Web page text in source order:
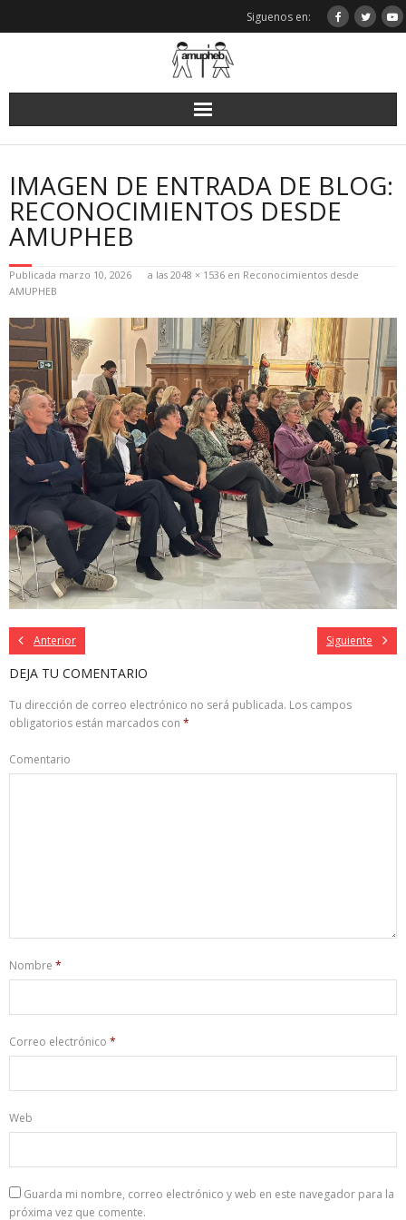
Siguenos en:
IMAGEN DE ENTRADA DE BLOG:
RECONOCIMIENTOS DESDE
AMUPHEB
Publicada marzo 10, 2026 a las 2048 × 1536 en Reconocimientos desde
AMUPHEB
Anterior Siguiente
DEJA TU COMENTARIO
Tu dirección de correo electrónico no será publicada. Los campos
obligatorios están marcados con *
Comentario
Nombre *
Correo electrónico *
Web
Guarda mi nombre, correo electrónico y web en este navegador para la
próxima vez que comente.